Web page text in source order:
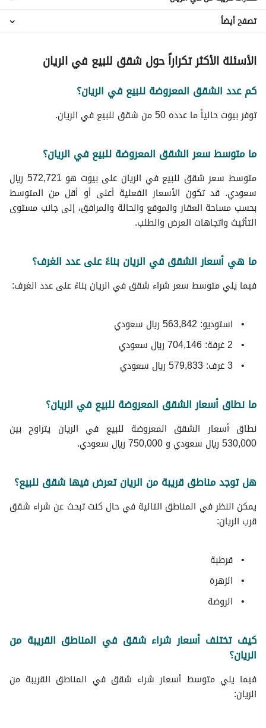
شقق 2 غرفة نوم للبيع في حي الريان
شقق 3 غرف نوم للبيع في حي الريان
فلل للبيع في حي الريان
عمائر سكنية للبيع في حي الريان
ادوار للبيع في حي الريان
عقارات للبيع في حي الريان
شقق حي الرحاب
شقق حي الروضة
شقق حي الإزدهار
شقق حي النخيل
شقق حي رواق الغربي
شقق حي النهضة
شقق حي الجزيرة
شقق حي القادسية
شقق للايجار في حي الريان
تصفح أيضاً
الأسئلة الأكثر تكراراً حول شقق للبيع في الريان
كم عدد الشقق المعروضة للبيع في الريان؟
توفر بيوت حالياً ما عدده 50 من شقق للبيع في الريان.
ما متوسط سعر الشقق المعروضة للبيع في الريان؟
متوسط سعر شقق للبيع في الريان على بيوت هو 572,721 ريال
سعودي. قد تكون الأسعار الفعلية أعلى أو أقل من المتوسط
بحسب مساحة العقار والموقع والحالة والمرافق، إلى جانب مستوى
التأثيث واتجاهات العرض والطلب.
ما هي أسعار الشقق في الريان بناءً على عدد الغرف؟
فيما يلي متوسط ​​سعر شراء شقق في الريان بناءً على عدد الغرف:
استوديو: 563,842 ريال سعودي
2 غرفة: 704,146 ريال سعودي
3 غرف: 579,833 ريال سعودي
ما نطاق أسعار الشقق المعروضة للبيع في الريان؟
نطاق أسعار الشقق المعروضة للبيع في الريان يتراوح بين
530,000 ريال سعودي و 750,000 ريال سعودي.
هل توجد مناطق قريبة من الريان تعرض فيها شقق للبيع؟
يمكن النظر في المناطق التالية في حال كنت تبحث عن شراء شقق
قرب الريان:
قرطبة
الزهرة
الروضة
كيف تختلف أسعار شراء شقق في المناطق القريبة من
الريان؟
فيما يلي متوسط ​​أسعار شراء شقق في المناطق القريبة من
الريان: